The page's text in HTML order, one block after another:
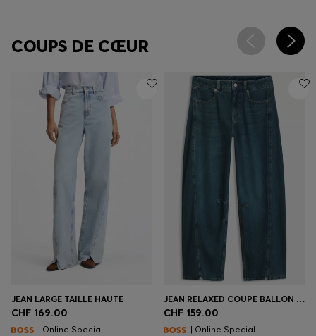
COUPS DE CŒUR
JEAN LARGE TAILLE HAUTE
CHF 169.00
| Online Special
JEAN RELAXED COUPE BALLON AVEC FENTES DEVANT
CHF 159.00
| Online Special